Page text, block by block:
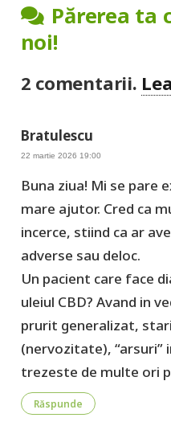
Părerea ta
noi!
2 comentarii.
Bratulescu
22 martie 2026 19:00
Buna ziua! Mi se pare
mare ajutor. Cred ca
incerce, stiind ca ar
adverse sau deloc.
Un pacient care face
uleiul CBD? Avand in
prurit generalizat,
(nervozitate), “arsuri”
trezeste de multe ori
Răspunde